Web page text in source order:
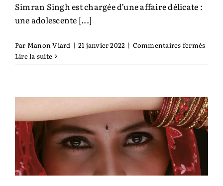
Rechercher:
Simran Singh est chargée d’une affaire délicate :
une adolescente [...]
Par Manon Viard | 21 janvier 2022 | Commentaires ferméssur
Lire la suite